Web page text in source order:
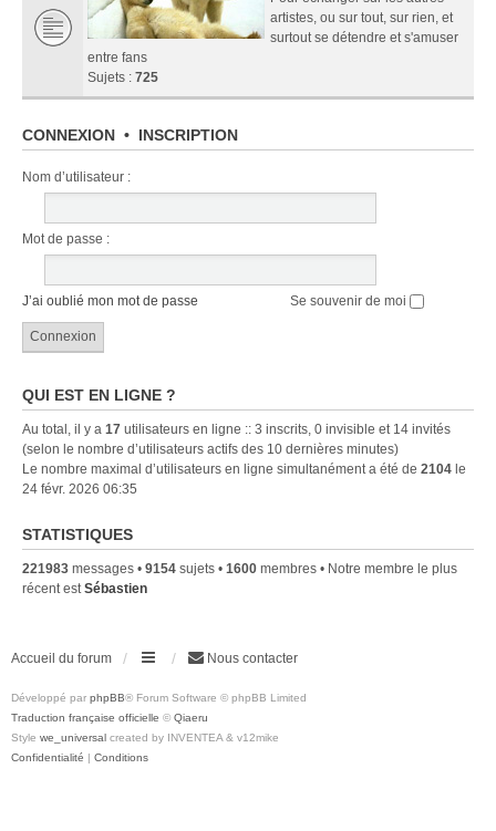
artistes, ou sur tout, sur rien, et
surtout se détendre et s'amuser
entre fans
Sujets : 725
CONNEXION • INSCRIPTION
Nom d’utilisateur :
Mot de passe :
J’ai oublié mon mot de passe Se souvenir de moi
QUI EST EN LIGNE ?
Au total, il y a 17 utilisateurs en ligne :: 3 inscrits, 0 invisible et 14 invités
(selon le nombre d’utilisateurs actifs des 10 dernières minutes)
Le nombre maximal d’utilisateurs en ligne simultanément a été de 2104 le
24 févr. 2026 06:35
STATISTIQUES
221983 messages • 9154 sujets • 1600 membres • Notre membre le plus
récent estSébastien
Accueil du forum Nous contacter
Développé par phpBB® Forum Software © phpBB Limited
Traduction française officielle © Qiaeru
Style we_universal created by INVENTEA & v12mike
Confidentialité | Conditions